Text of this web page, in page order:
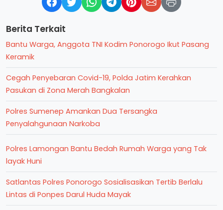
Berita Terkait
Bantu Warga, Anggota TNI Kodim Ponorogo Ikut Pasang
Keramik
Cegah Penyebaran Covid-19, Polda Jatim Kerahkan
Pasukan di Zona Merah Bangkalan
Polres Sumenep Amankan Dua Tersangka
Penyalahgunaan Narkoba
Polres Lamongan Bantu Bedah Rumah Warga yang Tak
layak Huni
Satlantas Polres Ponorogo Sosialisasikan Tertib Berlalu
Lintas di Ponpes Darul Huda Mayak